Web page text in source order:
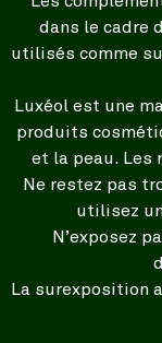
dans le cadre
utilisés comme
Luxéol est une
produits
et la peau. Les
Ne restez pas
utilisez
N’exposez
La surexposition